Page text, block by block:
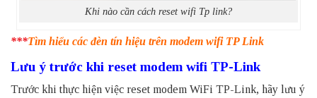
Khi nào cần cách reset wifi Tp link?
***Tìm hiểu các đèn tín hiệu trên modem wifi TP Link
Lưu ý trước khi reset modem wifi TP-Link
Trước khi thực hiện việc reset modem WiFi TP-Link, hãy lưu ý